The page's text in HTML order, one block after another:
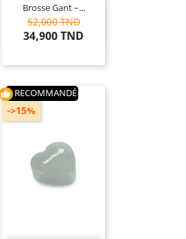
Brosse Gant –...
52,000 TND
34,900 TND
thumb_up RECOMMANDÉ
->15%